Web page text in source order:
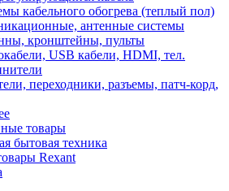
кабельного обогрева (теплый пол)
антенные системы
кронштейны, пульты
USB кабели, HDMI, тел.
переходники, разъемы, патч-корд,
товары
бытовая техника
Rexant